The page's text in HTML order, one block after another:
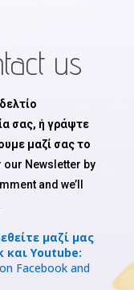
us
σας, ή γράψτε
μαζί σας το
our Newsletter by
and we’ll
μαζί μας
και Youtube:
Facebook and